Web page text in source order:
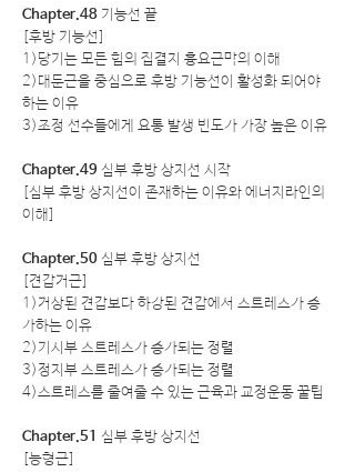
Chapter.48 기능선 끝
[후방 기능선]
1)당기는 모든 힘의 집결지 흉요근막의 이해
2)대둔근을 중심으로 후방 기능선이 활성화 되어야
하는 이유
3)조정 선수들에게 요통 발생 빈도가 가장 높은 이유
Chapter.49 심부 후방 상지선 시작
[심부 후방 상지선이 존재하는 이유와 에너지라인의
이해]
Chapter.50 심부 후방 상지선
[견갑거근]
1)거상된 견갑보다 하강된 견갑에서 스트레스가 증
가하는 이유
2)기시부 스트레스가 증가되는 정렬
3)정지부 스트레스가 증가되는 정렬
4)스트레스를 줄여줄 수 있는 근육과 교정운동 꿀팁
Chapter.51 심부 후방 상지선
[능형근]